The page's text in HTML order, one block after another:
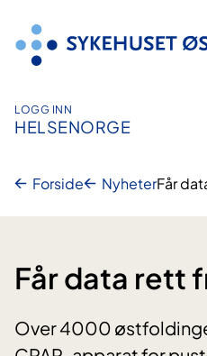
innhold
LOGG INN
HELSENORGE
Forside NyheterFår
Får data rett
Over 4000